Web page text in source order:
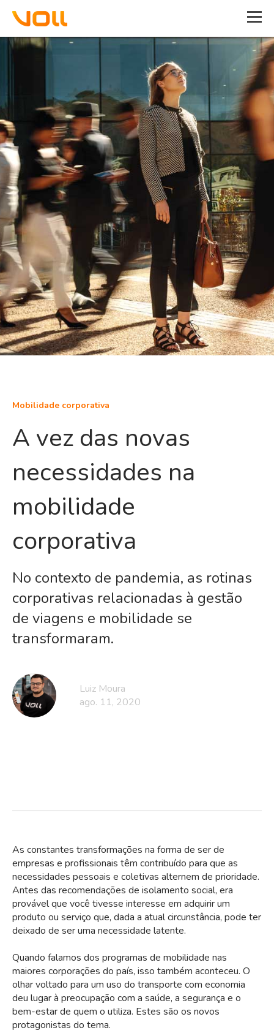
Mobilidade corporativa
A vez das novas
necessidades na
mobilidade
corporativa
No contexto de pandemia, as rotinas
corporativas relacionadas à gestão
de viagens e mobilidade se
transformaram.
Luiz Moura
ago. 11, 2020
As constantes transformações na forma de ser de
empresas e profissionais têm contribuído para que as
necessidades pessoais e coletivas alternem de prioridade.
Antes das recomendações de isolamento social, era
provável que você tivesse interesse em adquirir um
produto ou serviço que, dada a atual circunstância, pode ter
deixado de ser uma necessidade latente.
Quando falamos dos programas de mobilidade nas
maiores corporações do país, isso também aconteceu. O
olhar voltado para um uso do transporte com economia
deu lugar à preocupação com a saúde, a segurança e o
bem-estar de quem o utiliza. Estes são os novos
protagonistas do tema.